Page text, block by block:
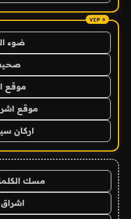
ضوء
موقع
موقع
اركان
مسك
اشراق